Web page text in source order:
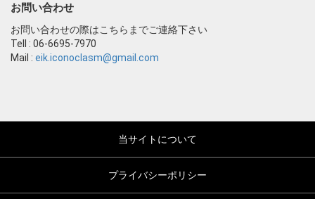
お問い合わせ
お問い合わせの際はこちらまでご連絡下さい
Tell : 06-6695-7970
Mail : eik.iconoclasm@gmail.com
当サイトについて
プライバシーポリシー